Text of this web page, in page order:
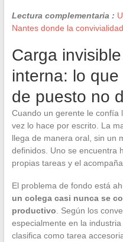
Lectura complementaria :
Nantes donde la
Carga
interna: lo
de puesto no
Cuando un gerente le confía
vez lo hace por escrito. La
llega de manera oral, sin un
definidos. Uno se encuentra
propias tareas y el
El problema de fondo está
un colega casi nunca se
productivo . Según los
especialmente en la
clasifica como tarea